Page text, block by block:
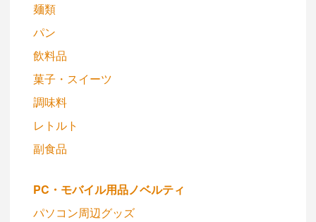
麺類
パン
飲料品
菓子・スイーツ
調味料
レトルト
副食品
PC・モバイル用品ノベルティ
パソコン周辺グッズ